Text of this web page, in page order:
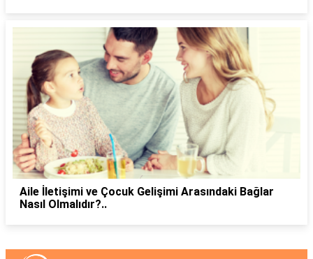
Aile İletişimi ve Çocuk Gelişimi Arasındaki Bağlar
Nasıl Olmalıdır?..